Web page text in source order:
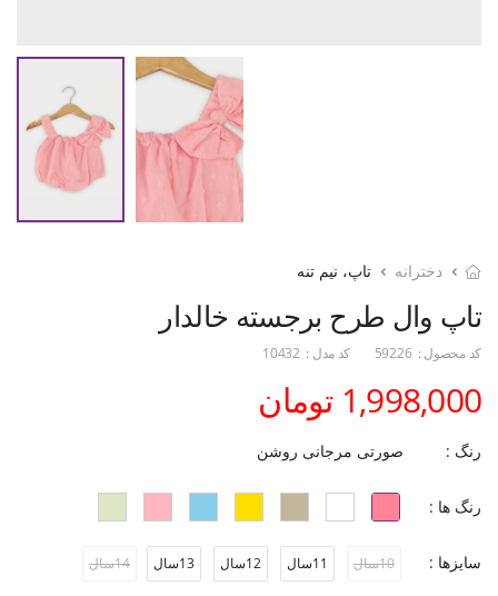
دخترانه تاپ، نیم تنه
تاپ وال طرح برجسته خالدار
کد محصول : 59226 کد مدل : 10432
1,998,000 تومان
رنگ : صورتی مرجانی روشن
رنگ ها :
سایزها : 10سال 11سال 12سال 13سال 14سال